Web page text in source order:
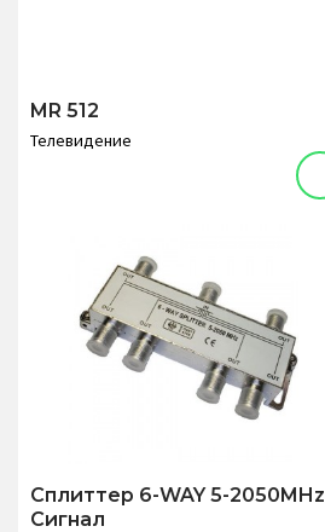
MR 512
Телевидение
Сплиттер 6-WAY 5-2050MHz
Сигнал